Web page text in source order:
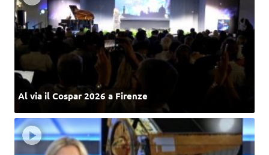
Al via il Cospar 2026 a Firenze